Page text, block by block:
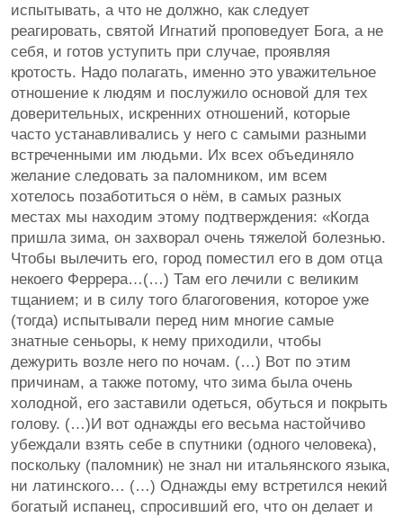
испытывать, а что не должно, как следует
реагировать, святой Игнатий проповедует Бога, а не
себя, и готов уступить при случае, проявляя
кротость. Надо полагать, именно это уважительное
отношение к людям и послужило основой для тех
доверительных, искренних отношений, которые
часто устанавливались у него с самыми разными
встреченными им людьми. Их всех объединяло
желание следовать за паломником, им всем
хотелось позаботиться о нём, в самых разных
местах мы находим этому подтверждения: «Когда
пришла зима, он захворал очень тяжелой болезнью.
Чтобы вылечить его, город поместил его в дом отца
некоего Феррера…(…) Там его лечили с великим
тщанием; и в силу того благоговения, которое уже
(тогда) испытывали перед ним многие самые
знатные сеньоры, к нему приходили, чтобы
дежурить возле него по ночам. (…) Вот по этим
причинам, а также потому, что зима была очень
холодной, его заставили одеться, обуться и покрыть
голову. (…)И вот однажды его весьма настойчиво
убеждали взять себе в спутники (одного человека),
поскольку (паломник) не знал ни итальянского языка,
ни латинского… (…) Однажды ему встретился некий
богатый испанец, спросивший его, что он делает и